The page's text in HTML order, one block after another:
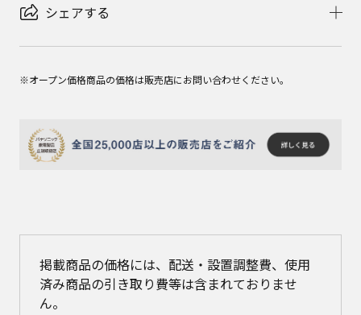
シェアする
※オープン価格商品の価格は販売店にお問い合わせください。
掲載商品の価格には、配送・設置調整費、使用
済み商品の引き取り費等は含まれておりませ
ん。